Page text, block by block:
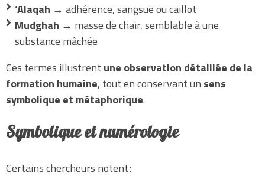
‘Alaqah → adhérence, sangsue ou caillot
Mudghah → masse de chair, semblable à une
substance mâchée
Ces termes illustrent une observation détaillée de la
formation humaine, tout en conservant un sens
symbolique et métaphorique.
Symbolique et numérologie
Certains chercheurs notent :